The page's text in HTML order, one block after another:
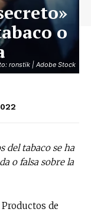
ronstik | Adobe Stock
o
del tabaco se ha
o falsa sobre la
de